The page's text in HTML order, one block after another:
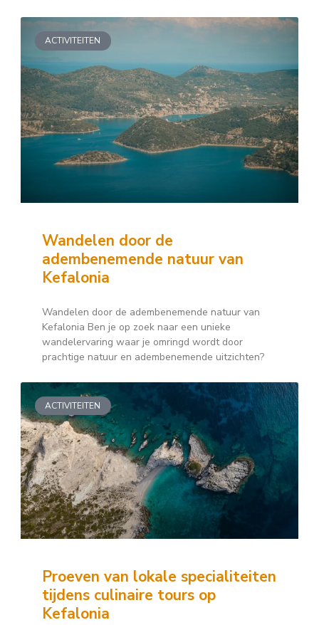
ACTIVITEITEN
Wandelen door de
adembenemende natuur van
Kefalonia
Wandelen door de adembenemende natuur van
Kefalonia Ben je op zoek naar een unieke
wandelervaring waar je omringd wordt door
prachtige natuur en adembenemende uitzichten?
ACTIVITEITEN
Proeven van lokale specialiteiten
tijdens culinaire tours op
Kefalonia